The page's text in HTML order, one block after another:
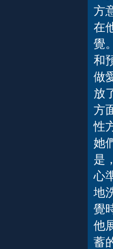
方
在
覺
和
做
放
方
性
她
是
心
地
覺
他
蓄